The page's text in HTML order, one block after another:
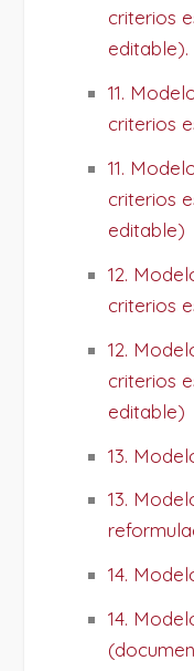
criterios
editable).
11.
criterios
11.
criterios
editable)
12.
criterios
12.
criterios
editable)
13.
13.
14.
14.